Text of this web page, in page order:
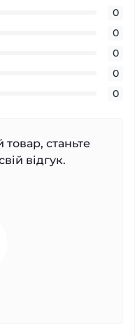
0
0
0
0
0
товар, станьте
відгук.